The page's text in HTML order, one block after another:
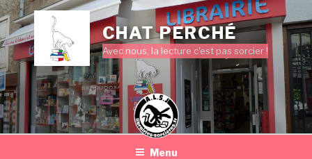
Aller
au
contenu
principal
CHAT PERCHÉ
Avec nous, la lecture c'est pas sorcier !
Menu